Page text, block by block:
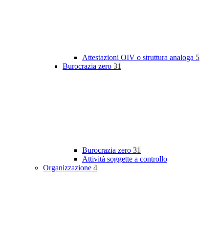
Attestazioni OIV o struttura analoga 5
Burocrazia zero 31
Burocrazia zero 31
Attività soggette a controllo
Organizzazione 4